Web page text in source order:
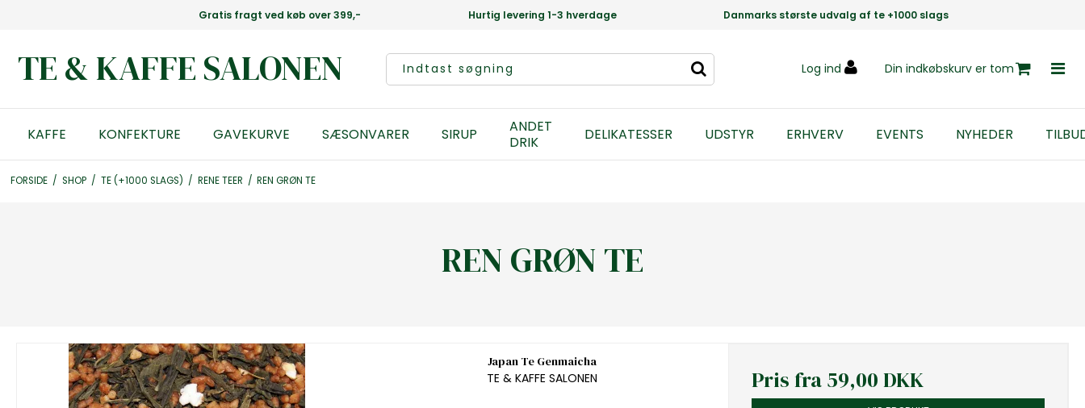
Gratis fragt ved køb over 399,- Hurtig levering 1-3 hverdage Danmarks største udvalg af te +1000 slags
TE & KAFFE SALONEN Log ind Din indkøbskurv er tom
KAFFE KONFEKTURE GAVEKURVE SÆSONVARER SIRUP
ANDET
DRIK
DELIKATESSER UDSTYR ERHVERV EVENTS NYHEDER
FORSIDE / SHOP / TE (+1000 SLAGS) / RENE TEER / REN GRØN TE
REN GRØN TE
Japan Te Genmaicha
TE & KAFFE SALONEN
Pris fra59,00 DKK